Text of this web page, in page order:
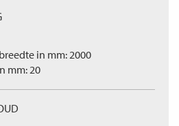
in mm: 2000
mm: 20